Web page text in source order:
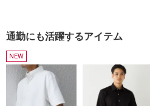
通勤にも活躍するアイテム
NEW